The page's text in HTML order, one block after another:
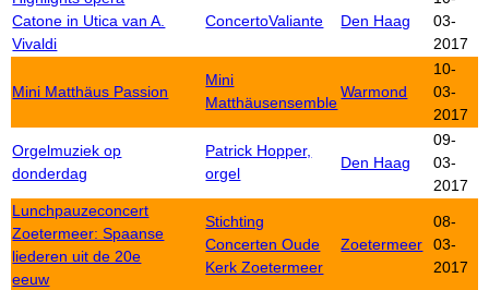
Catone in Utica van A.
Vivaldi
ConcertoValiante Den Haag
03-
2017
Mini Matthäus Passion
Mini
Matthäusensemble
Warmond
10-
03-
2017
Orgelmuziek op
donderdag
Patrick Hopper,
orgel
Den Haag
09-
03-
2017
Lunchpauzeconcert
Zoetermeer: Spaanse
liederen uit de 20e
eeuw
Stichting
Concerten Oude
Kerk Zoetermeer
Zoetermeer
08-
03-
2017